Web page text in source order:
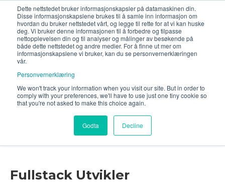
Dette nettstedet bruker informasjonskapsler på datamaskinen din.
Disse informasjonskapslene brukes til å samle inn informasjon om
hvordan du bruker nettstedet vårt, og legge til rette for at vi kan huske
deg. Vi bruker denne informasjonen til å forbedre og tilpasse
nettopplevelsen din og til analyser og målinger av besøkende på
både dette nettstedet og andre medier. For å finne ut mer om
informasjonskapslene vi bruker, kan du se personvernerklæringen
vår.
Personvernerklæring
We won't track your information when you visit our site. But in order to
comply with your preferences, we'll have to use just one tiny cookie so
that you're not asked to make this choice again.
Godta Decline
Nitharshaan
Thevarajah
Fullstack Utvikler